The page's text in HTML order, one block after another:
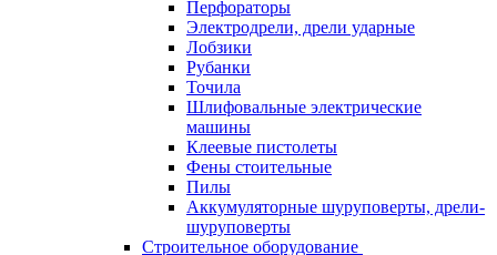
Перфораторы
Электродрели, дрели ударные
Лобзики
Рубанки
Точила
Шлифовальные электрические
машины
Клеевые пистолеты
Фены стоительные
Пилы
Аккумуляторные шуруповерты, дрели-
шуруповерты
Строительное оборудование